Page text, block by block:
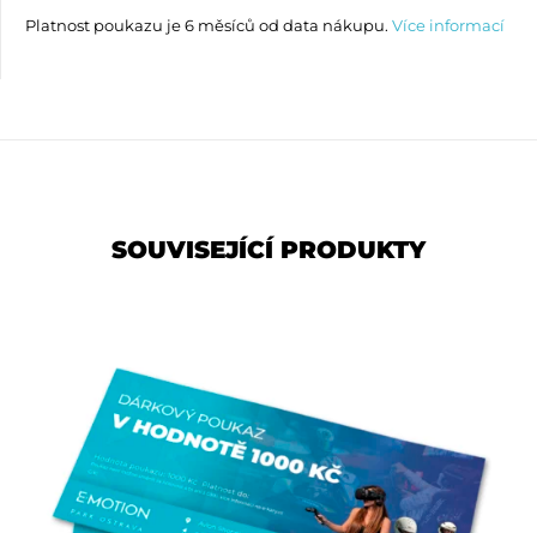
Platnost poukazu je 6 měsíců od data nákupu. Více informací
SOUVISEJÍCÍ PRODUKTY